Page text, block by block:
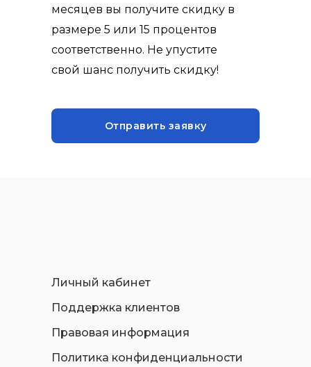
месяцев вы получите скидку в
размере 5 или 15 процентов
соответственно. Не упустите
свой шанс получить скидку!
Отправить заявку
Личный кабинет
Поддержка клиентов
Политика конфиденциальности
Правовая информация